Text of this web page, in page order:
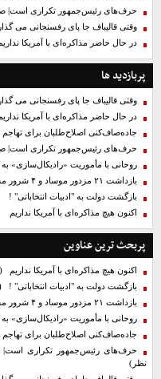
حرف‌های رئیس‌جمهور تکراری است|
وقتی قالیباف جا پای رفسنجانی می
در حال حاضر مذاکره‌ای با آمریکا نداریم
پربازدید ها
وقتی قالیباف جا پای رفسنجانی می
در حال حاضر مذاکره‌ای با آمریکا نداریم
جاده‌صاف‌کنی اصلاح‌طلبان برای تهاجم
حرف‌های رئیس‌جمهور تکراری است|
روحانی با مأموریت «رادیکال‌سازی»
بازداشت ۲۱ مزدور موساد و ۴ شرور مسلح توسط وزارت اطلاعات
بازگشت دولت به "ادبیات انتخاباتی" !
اکنون هیچ مذاکره‌ای با آمریکا نداریم
پربحث ترین عناوین
اکنون هیچ مذاکره‌ای با آمریکا نداریم
(
بازگشت دولت به "ادبیات انتخاباتی" ! (
بازداشت ۲۱ مزدور موساد و ۴ شرور مسلح توسط وزارت اطلاعات
روحانی با مأموریت «رادیکال‌سازی»
جاده‌صاف‌کنی اصلاح‌طلبان برای تهاجم
حرف‌های رئیس‌جمهور تکراری است|
نظر)